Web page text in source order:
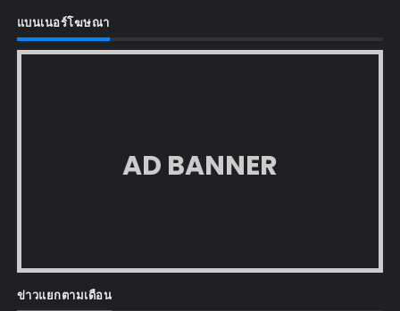
แบนเนอร์โฆษณา
AD BANNER
ข่าวแยกตามเดือน